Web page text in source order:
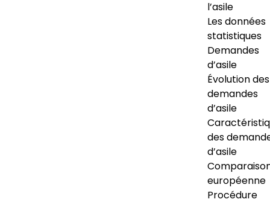
l’asile
Les données
statistiques
Demandes
d’asile
Évolution des
demandes
d’asile
des
d’asile
européenne
Procédure